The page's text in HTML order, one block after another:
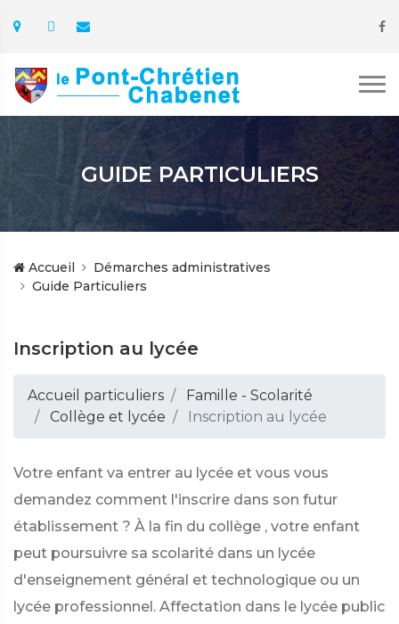
GUIDE PARTICULIERS
Accueil
Démarches administratives
Guide Particuliers
Inscription au lycée
Accueil particuliers
Famille - Scolarité
Collège et lycée
Inscription au lycée
Votre enfant va entrer au lycée et vous vous
demandez comment l'inscrire dans son futur
établissement ? À la fin du collège , votre enfant
peut poursuivre sa scolarité dans un lycée
d'enseignement général et technologique ou un
lycée professionnel. Affectation dans le lycée public